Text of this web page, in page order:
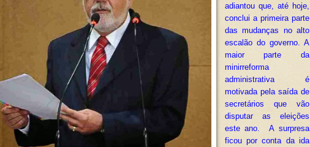
adiantou que, até hoje,
conclui a primeira parte
das mudanças no alto
escalão do governo. A
maior parte da
minirreforma
administrativa é
motivada pela saída de
secretários que vão
disputar as eleições
este ano.A surpresa
ficou por conta da ida